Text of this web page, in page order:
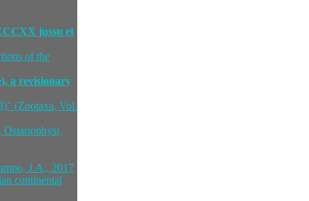
jussu et
of the
a revisionary
(Zootaxa, Vol.
Ostariophysi,
J.A., 2017
continental